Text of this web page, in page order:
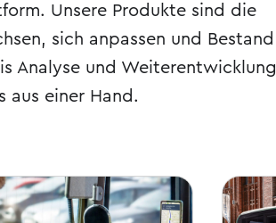
Unsere Produkte sind die
sich anpassen und Bestand
Analyse und Weiterentwicklung
aus einer Hand.